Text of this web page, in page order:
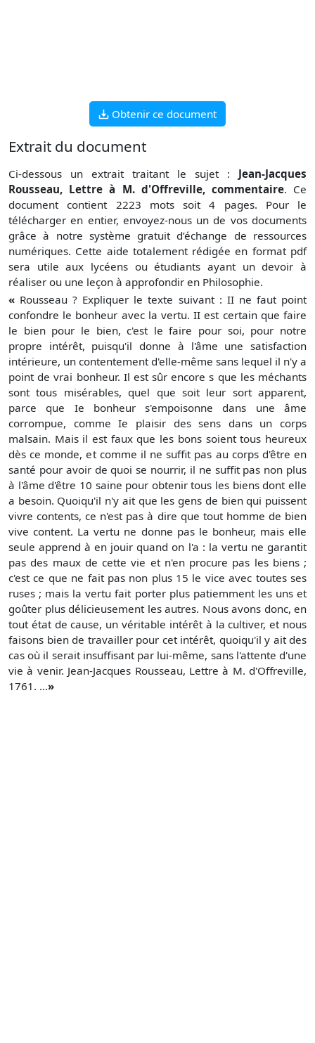
Obtenir ce document
Extrait du document
Ci-dessous un extrait traitant le sujet : Jean-Jacques
Rousseau, Lettre à M. d'Offreville, commentaire. Ce
document contient 2223 mots soit 4 pages. Pour le
télécharger en entier, envoyez-nous un de vos documents
grâce à notre système gratuitd’échange de ressources
numériques. Cette aide totalement rédigée en format pdf
sera utile aux lycéens ou étudiants ayant un devoir à
réaliser ou une leçon à approfondir en Philosophie.
« Rousseau ? Expliquer le texte suivant : II ne faut point
confondre le bonheur avec la vertu. II est certain que faire
le bien pour le bien, c'est le faire pour soi, pour notre
propre intérêt, puisqu'il donne à l'âme une satisfaction
intérieure, un contentement d'elle-même sans lequel il n'y a
point de vrai bonheur. Il est sûr encore s que les méchants
sont tous misérables, quel que soit leur sort apparent,
parce que Ie bonheur s'empoisonne dans une âme
corrompue, comme Ie plaisir des sens dans un corps
malsain. Mais il est faux que les bons soient tous heureux
dès ce monde, et comme il ne suffit pas au corps d'être en
santé pour avoir de quoi se nourrir, il ne suffit pas non plus
à l'âme d'être 10 saine pour obtenir tous les biens dont elle
a besoin. Quoiqu'il n'y ait que les gens de bien qui puissent
vivre contents, ce n'est pas à dire que tout homme de bien
vive content. La vertu ne donne pas le bonheur, mais elle
seule apprend à en jouir quand on l'a : la vertu ne garantit
pas des maux de cette vie et n'en procure pas les biens ;
c'est ce que ne fait pas non plus 15 le vice avec toutes ses
ruses ; mais la vertu fait porter plus patiemment les uns et
goûter plus délicieusement les autres. Nous avons donc, en
tout état de cause, un véritable intérêt à la cultiver, et nous
faisons bien de travailler pour cet intérêt, quoiqu'il y ait des
cas où il serait insuffisant par lui-même, sans l'attente d'une
vie à venir. Jean-Jacques Rousseau, Lettre à M. d'Offreville,
1761. ...»